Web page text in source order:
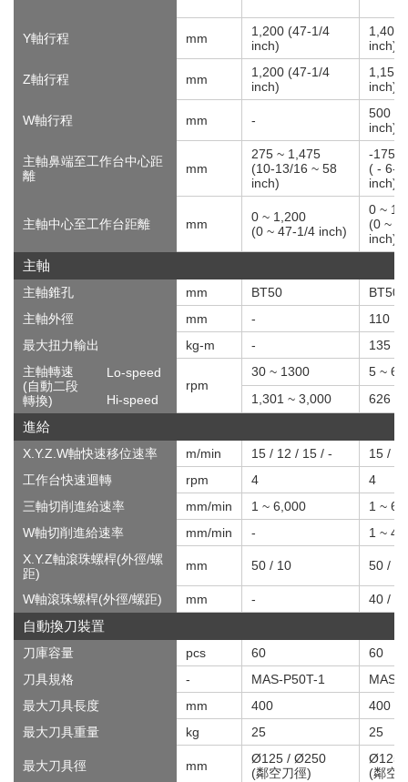
Y軸行程 mm
1,200 (47-1/4
inch)
1,400
inch)
Z軸行程 mm
1,200 (47-1/4
inch)
1,150
inch)
W軸行程 mm -
500
inch)
主軸鼻端至工作台中心距
離
mm
275 ~ 1,475
(10-13/16 ~ 58
inch)
-175
( - 6-
inch)
主軸中心至工作台距離 mm
0 ~ 1,200
(0 ~ 47-1/4 inch)
0 ~
(0 ~
inch)
主軸
主軸錐孔 mm BT50
BT50
主軸外徑
mm -
110
最大扭力輸出
kg-m -
135
主軸轉速
(自動二段
轉換)
Lo-speed
rpm
30 ~ 1300
5 ~
Hi-speed
1,301 ~ 3,000 626 ~
進給
X.Y.Z.W軸快速移位速率 m/min 15 / 12 / 15 / -
15 /
工作台快速迴轉
rpm 4
4
三軸切削進給速率
mm/min 1 ~ 6,000
1 ~
W軸切削進給速率
mm/min -
1 ~
X.Y.Z軸滾珠螺桿(外徑/螺
距)
mm 50 / 10 50 / 10
W軸滾珠螺桿(外徑/螺距) mm - 40 / 10
自動換刀裝置
刀庫容量 pcs 60
60
刀具規格
- MAS-P50T-1
MAS-
最大刀具長度
mm 400
400
最大刀具重量
kg 25 25
最大刀具徑 mm
Ø125 / Ø250
(鄰空刀徑)
Ø125
(鄰空